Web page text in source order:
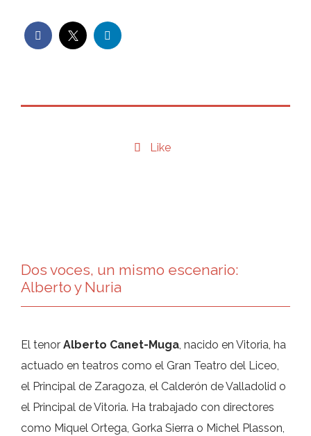
 Like
Dos voces, un mismo escenario:
Alberto y Nuria
El tenor Alberto Canet-Muga, nacido en Vitoria, ha
actuado en teatros como el Gran Teatro del Liceo,
el Principal de Zaragoza, el Calderón de Valladolid o
el Principal de Vitoria. Ha trabajado con directores
como Miquel Ortega, Gorka Sierra o Michel Plasson,